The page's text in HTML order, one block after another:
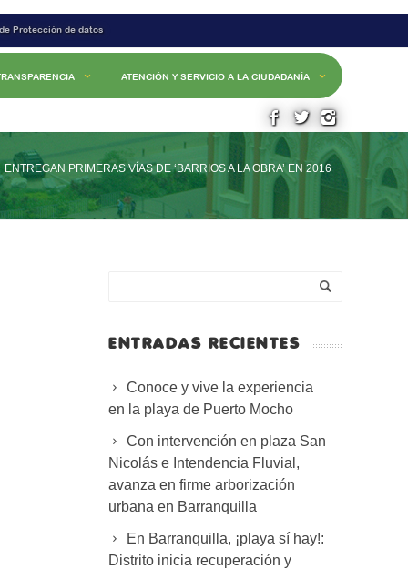
Protección de datos
ATENCIÓN Y SERVICIO A LA CIUDADANÍA
ENTREGAN PRIMERAS VÍAS DE ‘BARRIOS A LA OBRA’ EN 2016
ENTRADAS RECIENTES
Conoce y vive la experiencia
en la playa de Puerto Mocho
Con intervención en plaza San
Nicolás e Intendencia Fluvial,
avanza en firme arborización
urbana en Barranquilla
En Barranquilla, ¡playa sí hay!:
Distrito inicia recuperación y